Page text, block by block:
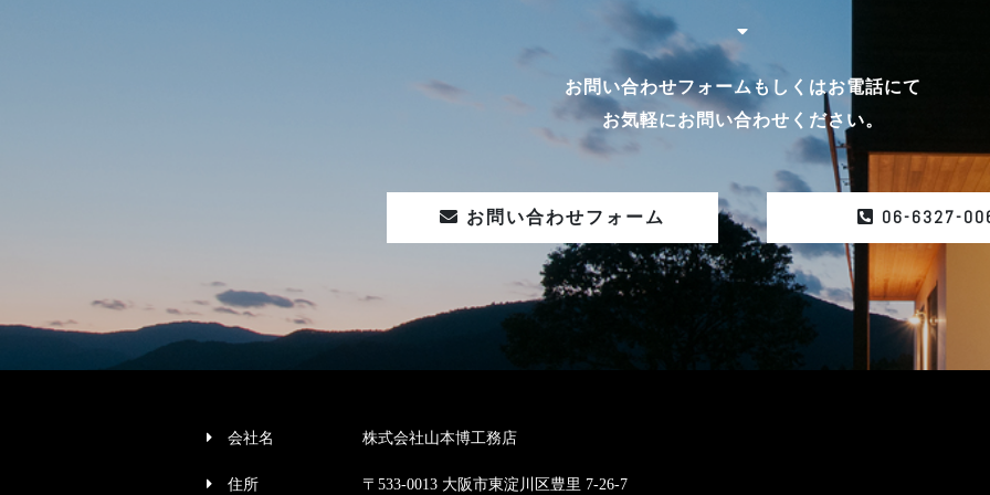
お問い合わせフォームもしくはお電話にて
お気軽にお問い合わせください。
お問い合わせフォーム 06-6327-
会社名 株式会社山本博工務店
住所 〒533-0013 大阪市東淀川区豊里 7-26-7